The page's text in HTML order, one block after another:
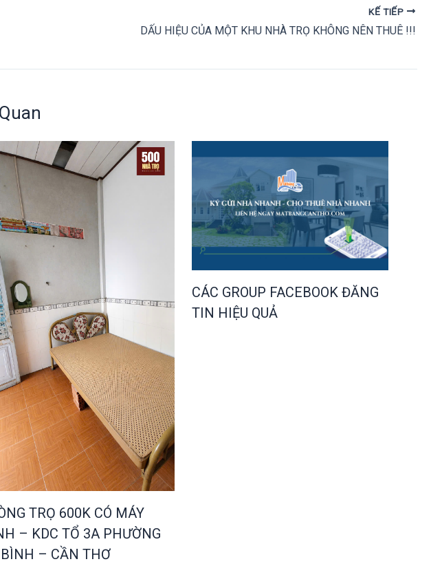
KẾ TIẾP
DẤU HIỆU CỦA MỘT KHU NHÀ TRỌ KHÔNG NÊN THUÊ !!!
TRỌ 600K CÓ MÁY
– KDC TỔ 3A PHƯỜNG
– CẦN THƠ
CÁC GROUP FACEBOOK ĐĂNG
TIN HIỆU QUẢ